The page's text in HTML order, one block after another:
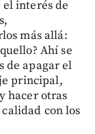
interés de
más allá:
Ahí se
de apagar el
principal,
hacer otras
con los